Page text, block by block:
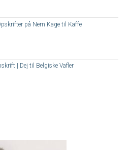
på Nem Kage til Kaffe
| Dej til Belgiske Vafler